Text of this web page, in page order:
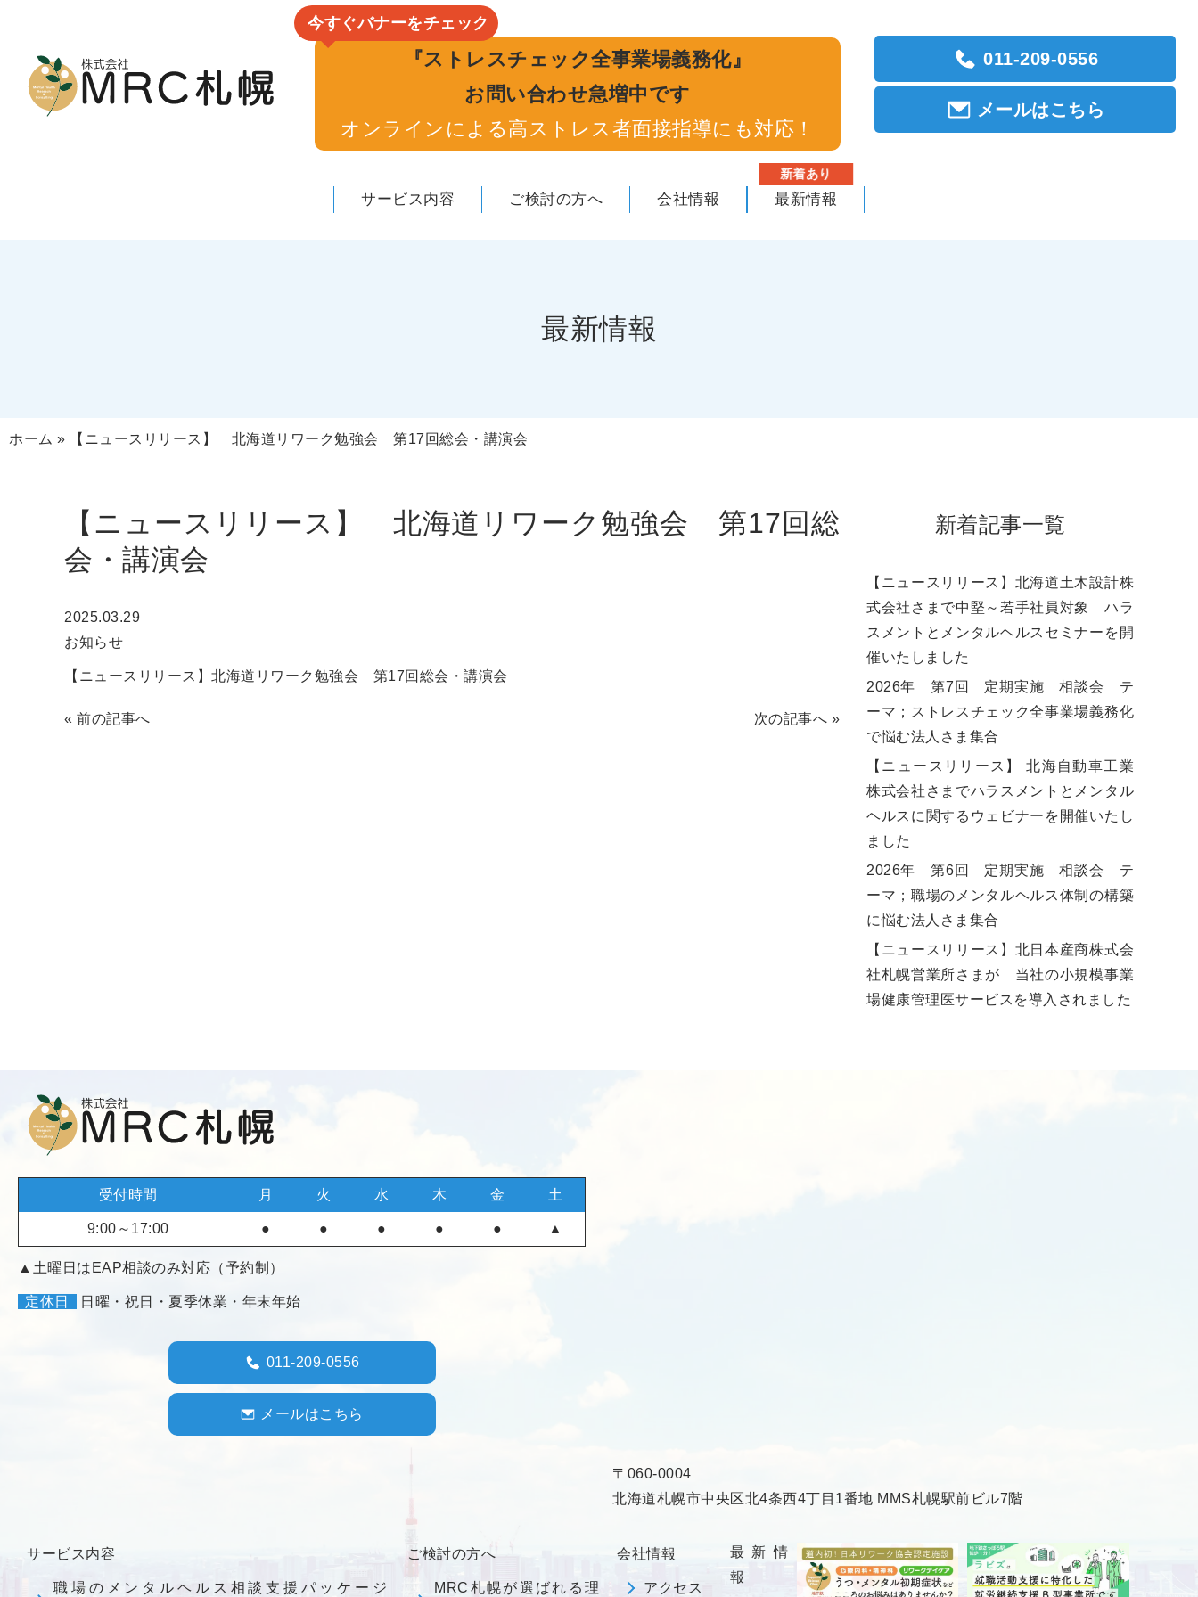
今すぐバナーをチェック
『ストレスチェック全事業場義務化』
お問い合わせ急増中です
オンラインによる高ストレス者面接指導にも対応！
011-209-0556
メールはこちら
サービス内容 ご検討の方へ 会社情報
新着あり
最新情報
最新情報
ホーム » 【ニュースリリース】 北海道リワーク勉強会 第17回総会・講演会
【ニュースリリース】 北海道リワーク勉強会 第17回総
会・講演会
2025.03.29
お知らせ
【ニュースリリース】 北海道リワーク勉強会 第17回総会・講演会
« 前の記事へ 次の記事へ »
新着記事一覧
【ニュースリリース】北海道土木設計株
式会社さまで中堅～若手社員対象 ハラ
スメントとメンタルヘルスセミナーを開
催いたしました
2026年 第7回 定期実施 相談会 テ
ーマ；ストレスチェック全事業場義務化
で悩む法人さま集合
【ニュースリリース】 北海自動車工業
株式会社さまでハラスメントとメンタル
ヘルスに関するウェビナーを開催いたし
ました
2026年 第6回 定期実施 相談会 テ
ーマ；職場のメンタルヘルス体制の構築
に悩む法人さま集合
【ニュースリリース】北日本産商株式会
社札幌営業所さまが 当社の小規模事業
場健康管理医サービスを導入されました
受付時間 月 火 水 木 金 土
9:00～17:00 ● ● ● ● ● ▲
▲土曜日はEAP相談のみ対応（予約制）
定休日 日曜・祝日・夏季休業・年末年始
011-209-0556
メールはこちら
〒060-0004
北海道札幌市中央区北4条西4丁目1番地 MMS札幌駅前ビル7階
サービス内容
職場のメンタルヘルス相談支援パッケージ
ご検討の方へ
MRC札幌が選ばれる理
会社情報
アクセス
最新情
報